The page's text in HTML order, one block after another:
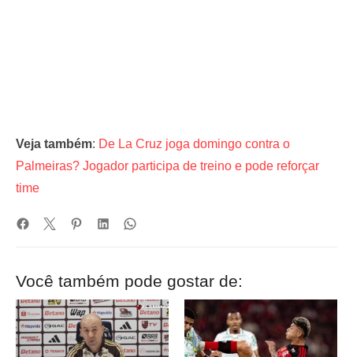
Veja também: De La Cruz joga domingo contra o
Palmeiras? Jogador participa de treino e pode reforçar
time
Você também pode gostar de: